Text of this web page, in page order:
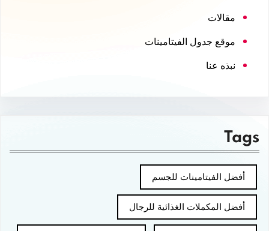
مقالات
موقع جدول الفيتامينات
نبذه عنا
Tags
أفضل الفيتامينات للجسم
أفضل المكملات الغذائية للرجال